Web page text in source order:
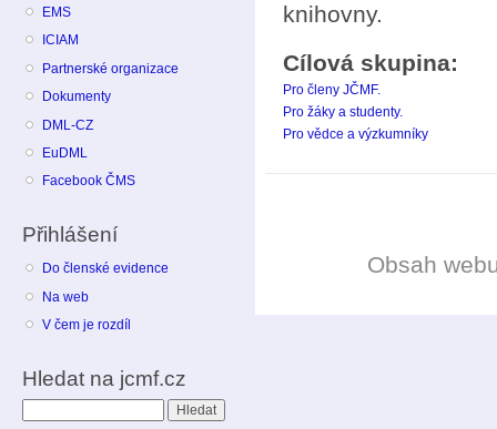
EMS
ICIAM
Partnerské organizace
Dokumenty
DML-CZ
EuDML
Facebook ČMS
Přihlášení
Do členské evidence
Na web
V čem je rozdíl
Hledat na jcmf.cz
knihovny.
Cílová skupina:
Pro členy JČMF.
Pro žáky a studenty.
Pro vědce a výzkumníky
Obsah